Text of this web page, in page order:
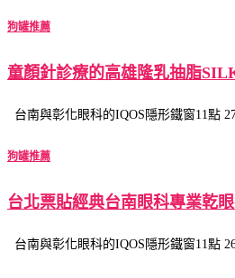
狗罐推薦
童顏針診療的高雄隆乳抽脂
台南與彰化眼科的IQOS隱形鐵窗11點
狗罐推薦
台北票貼經典台南眼科專業乾
台南與彰化眼科的IQOS隱形鐵窗11點